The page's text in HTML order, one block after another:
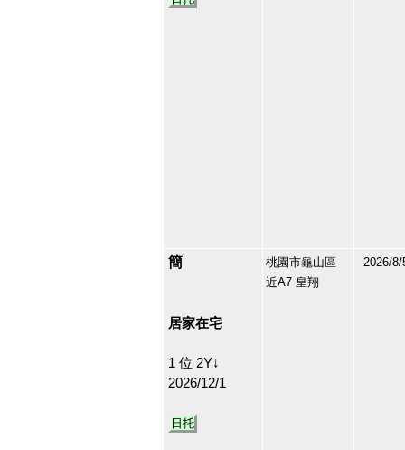
簡
居家在宅
1 位 2Y↓
2026/12/1
日托
桃園市龜山區
近A7 皇翔
2026/8/